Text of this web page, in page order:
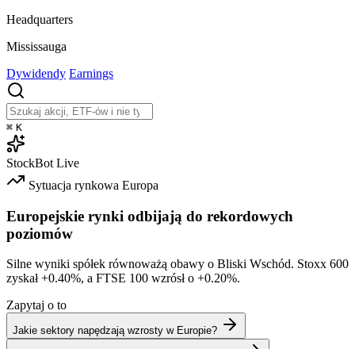
Headquarters
Mississauga
Dywidendy Earnings
⌘ K
StockBot Live
Sytuacja rynkowa Europa
Europejskie rynki odbijają do rekordowych
poziomów
Silne wyniki spółek równoważą obawy o Bliski Wschód. Stoxx 600
zyskał+0.40%, a FTSE 100 wzrósł o +0.20%.
Zapytaj o to
Jakie sektory napędzają wzrosty w Europie?